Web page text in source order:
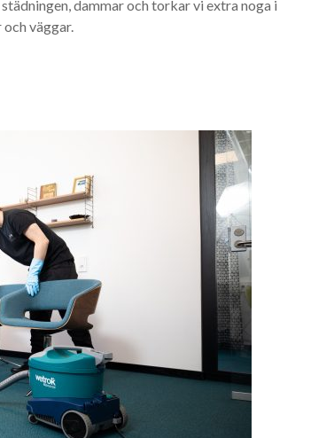
dammar och torkar vi extra noga i
väggar.